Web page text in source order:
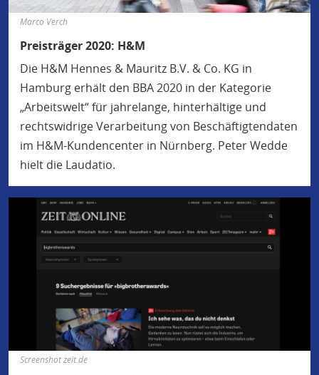
Preisträger 2020: H&M
Marco Verch
Die H&M Hennes & Mauritz B.V. & Co. KG in
Hamburg erhält den BBA 2020 in der Kategorie
„Arbeitswelt“ für jahrelange, hinterhältige und
rechtswidrige Verarbeitung von Beschäftigtendaten
im H&M-Kundencenter in Nürnberg. Peter Wedde
hielt die Laudatio.
Screenshot zeit.de